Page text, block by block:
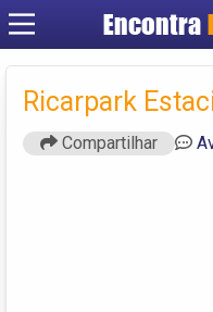
Encontra
Ricarpark
Compartilhar